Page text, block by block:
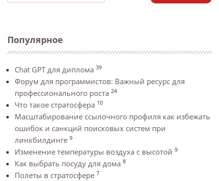
Популярное
Chat GPT для диплома 39
Форум для программистов: Важный ресурс для
профессионального роста 24
Что такое стратосфера 10
Масштабирование ссылочного профиля как избежать
ошибок и санкций поисковых систем при
линкбилдинге 9
Изменение температуры воздуха с высотой 9
Как выбрать посуду для дома 8
Полеты в стратосфере 7